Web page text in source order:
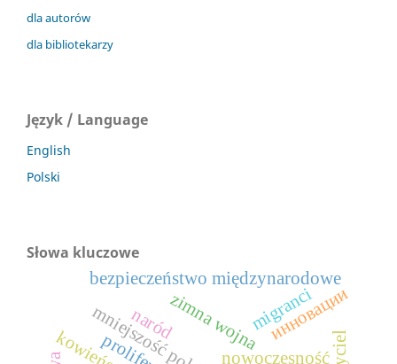
dla autorów
dla bibliotekarzy
Język / Language
English
Polski
Słowa kluczowe
zimna wojna
bezpieczeństwo międzynarodowe
nowoczesność
mniejszość polska migranci
naród инновации